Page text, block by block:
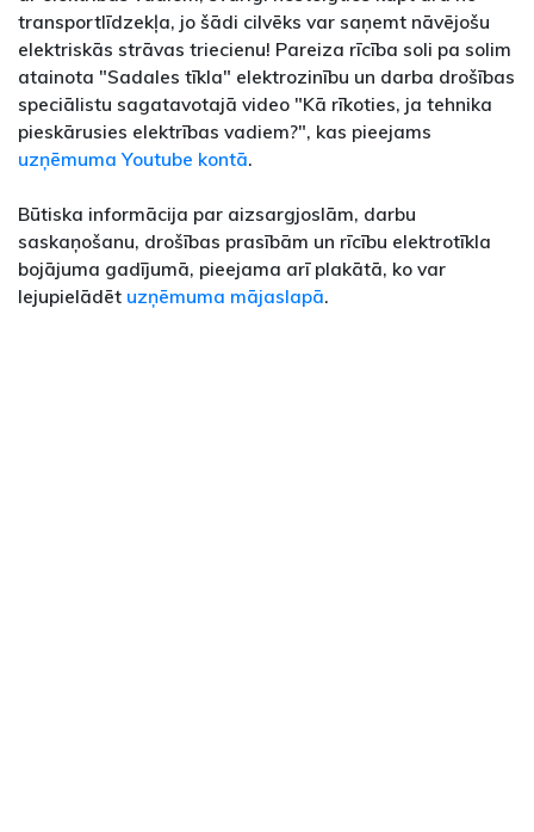
transportlīdzekļa, jo šādi cilvēks var saņemt nāvējošu
elektriskās strāvas triecienu! Pareiza rīcība soli pa solim
atainota "Sadales tīkla" elektrozinību un darba drošības
speciālistu sagatavotajā video "Kā rīkoties, ja tehnika
pieskārusies elektrības vadiem?", kas pieejams
uzņēmuma Youtube kontā.
Būtiska informācija par aizsargjoslām, darbu
saskaņošanu, drošības prasībām un rīcību elektrotīkla
bojājuma gadījumā, pieejama arī plakātā, ko var
lejupielādēt uzņēmuma mājaslapā.